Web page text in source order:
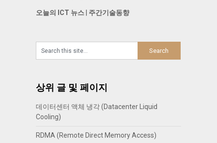
오늘의 ICT 뉴스| 주간기술동향
상위 글 및 페이지
데이터센터 액체 냉각 (Datacenter Liquid
Cooling)
RDMA (Remote Direct Memory Access)